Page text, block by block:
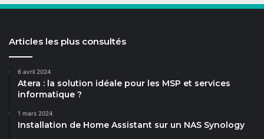
Articles les plus consultés
6 avril 2024
Atera : la solution idéale pour les MSP et services
informatique ?
1 mars 2024
Installation de Home Assistant sur un NAS Synology